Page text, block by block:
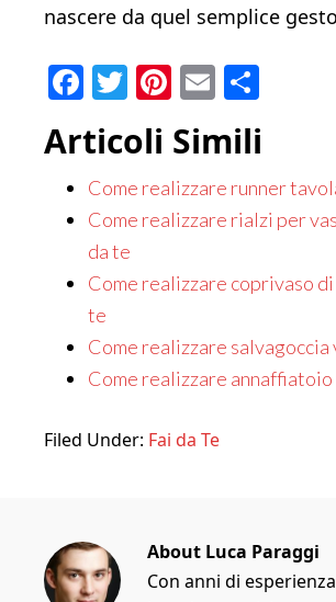
nascere da quel semplice
Facebook
Twitter
Pinterest
Email
Articoli Simili
Come realizzare runner
Come realizzare rialzi per
da te
Come realizzare coprivaso
te
Come realizzare salvagoccia
Come realizzare annaffiatoio
Filed Under: Fai da Te
About Luca Paraggi
Con anni di